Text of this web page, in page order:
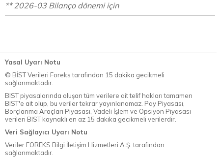
** 2026-03 Bilanço dönemi için
Yasal Uyarı Notu
© BİST Verileri Foreks tarafından 15 dakika gecikmeli
sağlanmaktadır.
BIST piyasalarında oluşan tüm verilere ait telif hakları tamamen
BIST'e ait olup, bu veriler tekrar yayınlanamaz. Pay Piyasası,
Borçlanma Araçları Piyasası, Vadeli İşlem ve Opsiyon Piyasası
verileri BIST kaynaklı en az 15 dakika gecikmeli verilerdir.
Veri Sağlayıcı Uyarı Notu
Veriler FOREKS Bilgi İletişim Hizmetleri A.Ş. tarafından
sağlanmaktadır.